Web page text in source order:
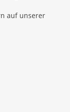
auf unserer